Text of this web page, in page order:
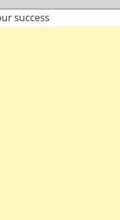
success